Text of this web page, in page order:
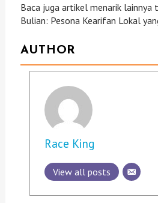
Baca juga artikel menarik lainnya
Bulian: Pesona Kearifan Lokal
AUTHOR
Race King
View all posts